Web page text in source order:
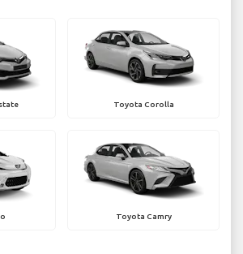
Toyota Corolla
Toyota Camry